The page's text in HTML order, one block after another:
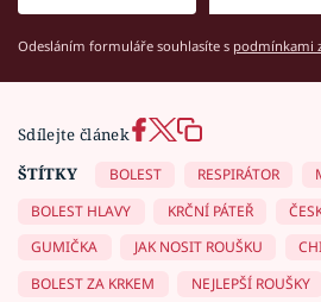
Odesláním formuláře souhlasíte s podmínkami
Sdílejte článek
ŠTÍTKY
BOLEST RESPIRÁTOR
BOLEST HLAVY
KRČNÍ PÁTEŘ
GUMIČKA
JAK NOSIT ROUŠKU
BOLEST ZA KRKEM
NEJLEPŠÍ ROUŠKY